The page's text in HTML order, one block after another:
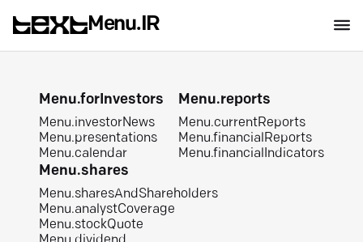
Menu.IR
Menu.forInvestors
Menu.investorNews
Menu.presentations
Menu.calendar
Menu.reports
Menu.currentReports
Menu.financialReports
Menu.financialIndicators
Menu.shares
Menu.sharesAndShareholders
Menu.analystCoverage
Menu.stockQuote